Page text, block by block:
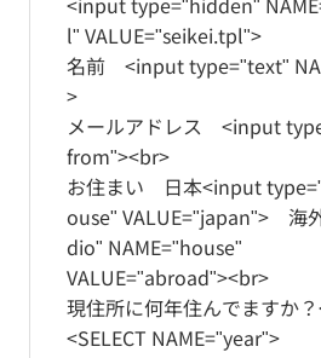
l" VALUE="seikei.tpl">
名前 <input type="text"
>
メールアドレス <input
from"><br>
お住まい 日本<input
ouse" VALUE="japan"> 海
dio" NAME="house"
VALUE="abroad"><br>
現住所に何年住んでますか
<SELECT NAME="year">